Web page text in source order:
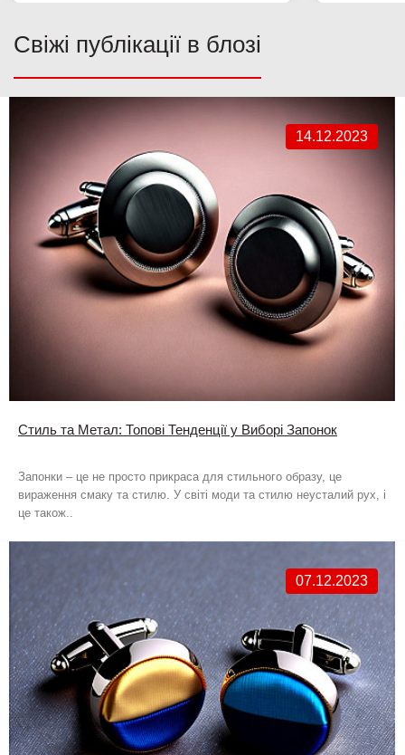
Свіжі публікації в блозі
14.12.2023
Стиль та Метал: Топові Тенденції у Виборі Запонок
Запонки – це не просто прикраса для стильного образу, це
вираження смаку та стилю. У світі моди та стилю неусталий рух, і
це також..
07.12.2023